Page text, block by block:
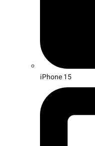
iPhone 15